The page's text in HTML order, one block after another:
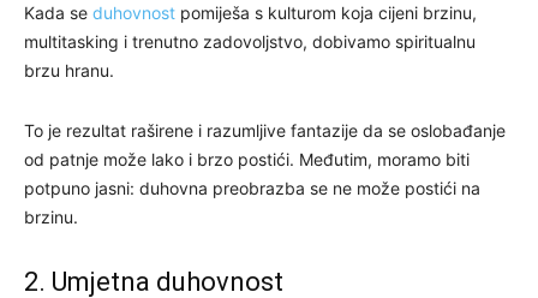
Kada se duhovnost pomiješa s kulturom koja cijeni brzinu,
multitasking i trenutno zadovoljstvo, dobivamo spiritualnu
brzu hranu.
To je rezultat raširene i razumljive fantazije da se oslobađanje
od patnje može lako i brzo postići. Međutim, moramo biti
potpuno jasni: duhovna preobrazba se ne može postići na
brzinu.
2. Umjetna duhovnost